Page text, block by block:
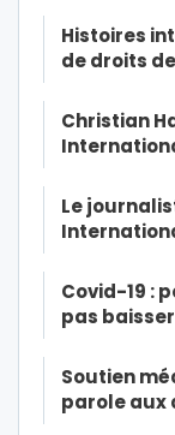
Histoires
de droits
Christian
Le
Covid-19 :
pas
Soutien
parole aux